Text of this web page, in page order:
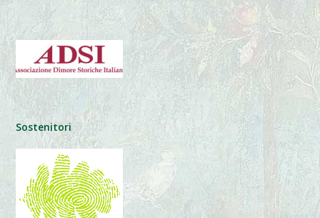
Sostenitori